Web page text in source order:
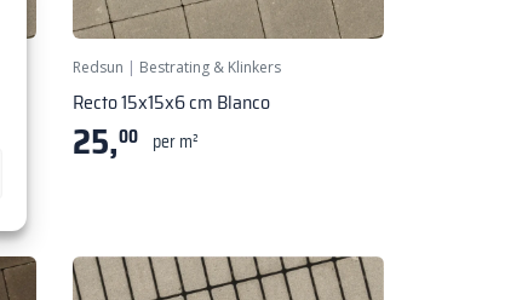
Redsun | Bestrating & Klinkers
Recto 15x15x6 cm Blanco
25,00 per m²